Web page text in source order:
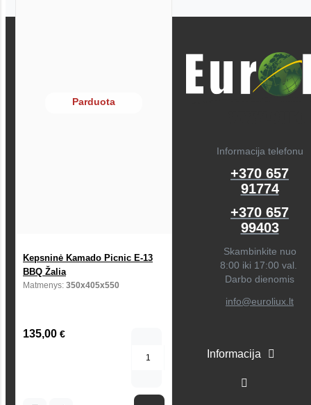
Parduota
Kepsninė Kamado Picnic E-13
BBQ Žalia
Matmenys: 350x405x550
135,00 €
Informacija telefonu
+370 657
91774
+370 657
99403
Skambinkite nuo
8:00 iki 17:00 val.
Darbo dienomis
info@euroliux.lt
Informacija